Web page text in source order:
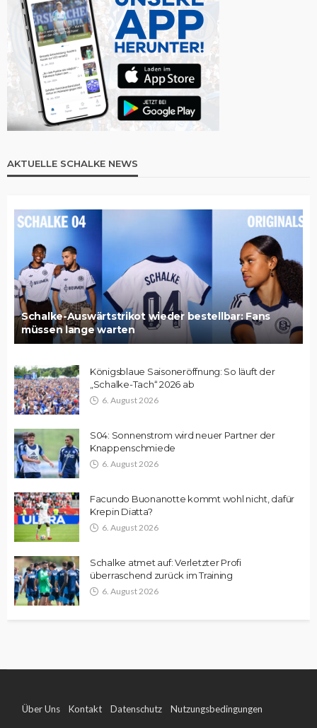
AKTUELLE SCHALKE NEWS
Schalke-Auswärtstrikot wieder bestellbar: Fans
müssen lange warten
Königsblaue Saisoneröffnung: So läuft der
„Schalke-Tach“ 2026 ab
6. August 2026
S04: Sonnenstrom wird neuer Partner der
Knappenschmiede
6. August 2026
Facundo Buonanotte kommt wohl nicht, dafür
Krepin Diatta?
6. August 2026
Schalke atmet auf: Verletzter Profi
überraschend zurück im Training
6. August 2026
Über Uns Kontakt Datenschutz Nutzungsbedingungen